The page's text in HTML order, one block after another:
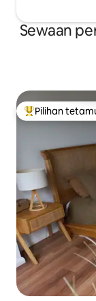
Sewaan
Pilihan utama
Pilihan